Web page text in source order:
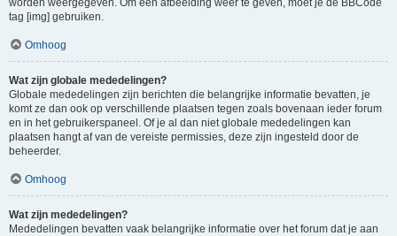
worden weergegeven. Om een afbeelding weer te geven, moet je de BBCode
tag [img] gebruiken.
Omhoog
Wat zijn globale mededelingen?
Globale mededelingen zijn berichten die belangrijke informatie bevatten, je
komt ze dan ook op verschillende plaatsen tegen zoals bovenaan ieder forum
en in het gebruikerspaneel. Of je al dan niet globale mededelingen kan
plaatsen hangt af van de vereiste permissies, deze zijn ingesteld door de
beheerder.
Omhoog
Wat zijn mededelingen?
Mededelingen bevatten vaak belangrijke informatie over het forum dat je aan